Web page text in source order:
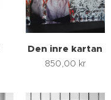
Den inre kartan
850,00 kr